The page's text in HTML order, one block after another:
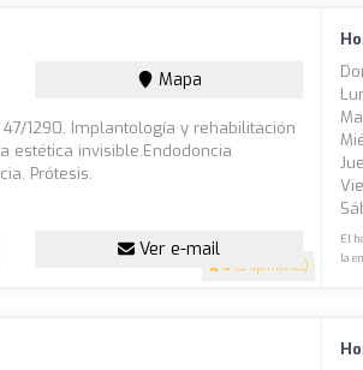
5 (3 opiniones)
Mapa
1290. Implantología y rehabilitación
estética invisible.Endodoncia
Prótesis.
Ver e-mail
El
la